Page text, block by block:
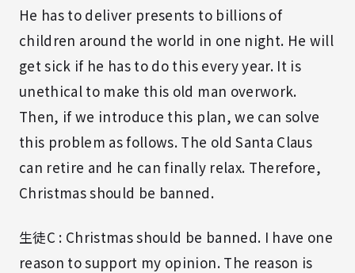
He has to deliver presents to billions of
children around the world in one night. He will
get sick if he has to do this every year. It is
unethical to make this old man overwork.
Then, if we introduce this plan, we can solve
this problem as follows. The old Santa Claus
can retire and he can finally relax. Therefore,
Christmas should be banned.
生徒C : Christmas should be banned. I have one
reason to support my opinion. The reason is